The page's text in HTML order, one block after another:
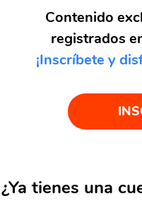
Contenido
registrados
¡Inscríbete y
¿Ya tienes una